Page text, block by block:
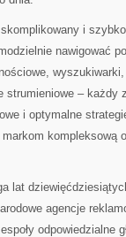
i
nawigować
– każdy
i optymalne
kompleksową
lat
agencje
odpowiedzialne